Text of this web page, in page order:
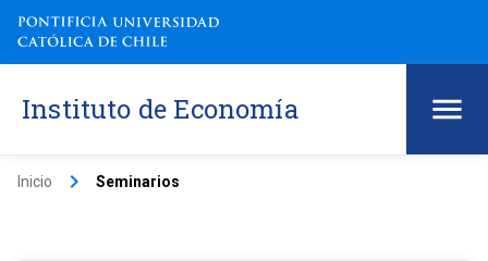
Instituto de Economía
Inicio keyboard_arrow_right Seminarios